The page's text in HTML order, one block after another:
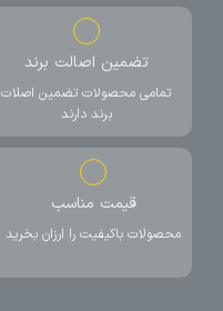
تضمین اصالت برند
تمامی محصولات تضمین اصلات
برند دارند
قیمت مناسب
محصولات باکیفیت را ارزان بخرید